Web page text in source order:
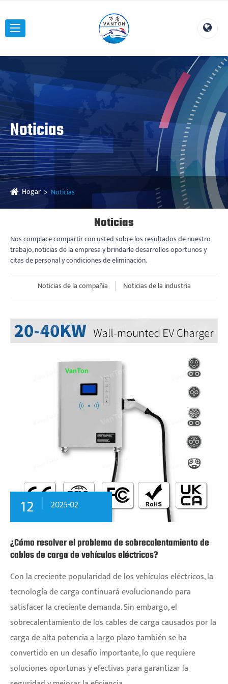
Noticias
Hogar Noticias
Noticias
Nos complace compartir con usted sobre los resultados de nuestro
trabajo, noticias de la empresa y brindarle desarrollos oportunos y
citas de personal y condiciones de eliminación.
Noticias de la compañía Noticias de la industria
12 2025-02
¿Cómo resolver el problema de sobrecalentamiento de
cables de carga de vehículos eléctricos?
Con la creciente popularidad de los vehículos eléctricos, la
tecnología de carga continuará evolucionando para
satisfacer la creciente demanda. Sin embargo, el
sobrecalentamiento de los cables de carga causados ​​por la
carga de alta potencia a largo plazo también se ha
convertido en un desafío importante, lo que requiere
soluciones oportunas y efectivas para garantizar la